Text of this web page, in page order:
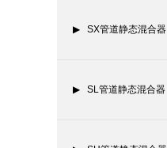
▶ SX管道静态混合器
▶ SL管道静态混合器